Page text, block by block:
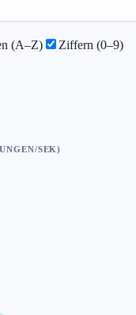
(A–Z)
Ziffern (0–9)
SEK)